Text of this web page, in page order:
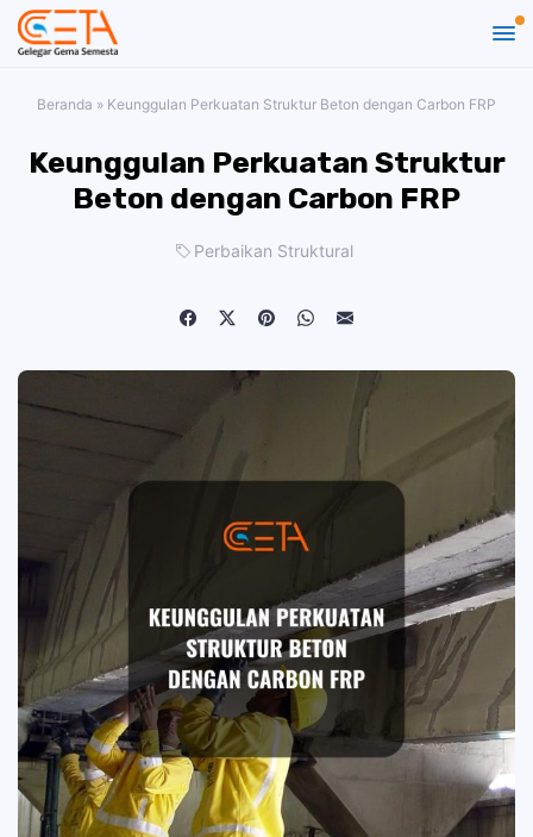
Beranda » Keunggulan Perkuatan Struktur Beton dengan Carbon FRP
Keunggulan Perkuatan Struktur
Beton dengan Carbon FRP
Perbaikan Struktural